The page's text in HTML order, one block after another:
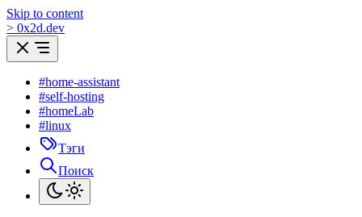
Skip to content
> 0x2d.dev
#home-assistant
#self-hosting
#homeLab
#linux
Тэги
Поиск